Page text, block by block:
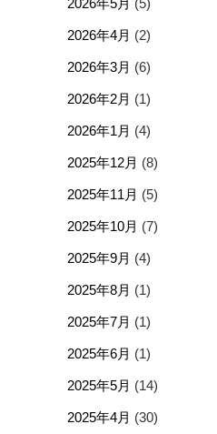
2026年5月 (5)
2026年4月 (2)
2026年3月 (6)
2026年2月 (1)
2026年1月 (4)
2025年12月 (8)
2025年11月 (5)
2025年10月 (7)
2025年9月 (4)
2025年8月 (1)
2025年7月 (1)
2025年6月 (1)
2025年5月 (14)
2025年4月 (30)